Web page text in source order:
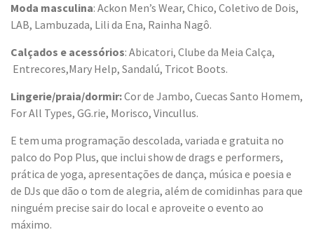
Moda masculina: Ackon Men’s Wear, Chico, Coletivo de Dois,
LAB, Lambuzada, Lili da Ena, Rainha Nagô.
Calçados e acessórios: Abicatori, Clube da Meia Calça,
Entrecores,Mary Help, Sandalú, Tricot Boots.
Lingerie/praia/dormir:Cor de Jambo, Cuecas Santo Homem,
For All Types, GG.rie, Morisco, Vincullus.
E tem uma programação descolada, variada e gratuita no
palco do Pop Plus, que inclui show de drags e performers,
prática de yoga, apresentações de dança, música e poesia e
de DJs que dão o tom de alegria, além de comidinhas para que
ninguém precise sair do local e aproveite o evento ao
máximo.